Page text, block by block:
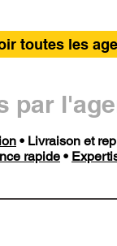
toutes les
par
• Livraison et
rapide •